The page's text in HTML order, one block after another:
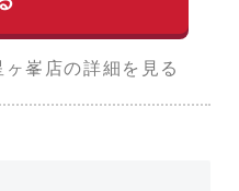
峯店の詳細を見る